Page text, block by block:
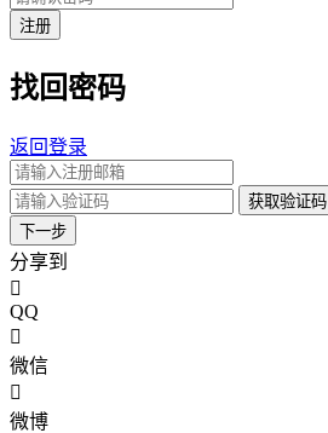
注册
找回密码
返回登录
获取验证码
下一步
分享到
QQ
微信
微博